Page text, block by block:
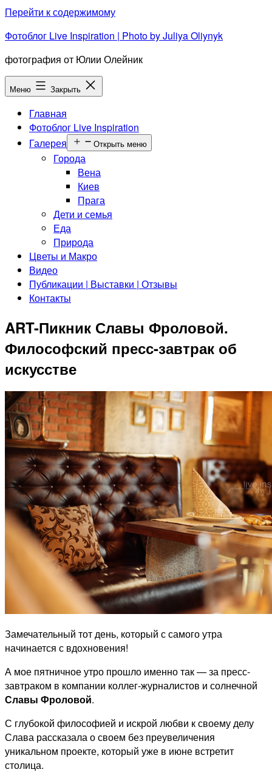
Перейти к содержимому
Фотоблог Live Inspiration | Photo by Juliya Oliynyk
фотография от Юлии Олейник
Меню Закрыть
Главная
Фотоблог Live Inspiration
Галерея
Открыть меню
Города
Вена
Киев
Прага
Дети и семья
Еда
Природа
Цветы и Макро
Видео
Публикации | Выставки | Отзывы
Контакты
ART-Пикник Славы Фроловой.
Философский пресс-завтрак об
искусстве
Замечательный тот день, который с самого утра
начинается с вдохновения!
А мое пятничное утро прошло именно так — за пресс-
завтраком в компании коллег-журналистов и солнечной
Славы Фроловой.
С глубокой философией и искрой любви к своему делу
Слава рассказала о своем без преувеличения
уникальном проекте, который уже в июне встретит
столица.